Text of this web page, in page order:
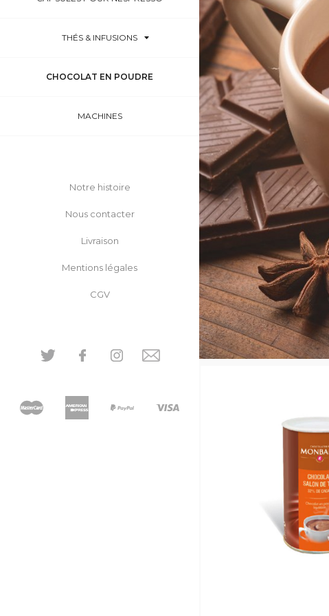
THÉS & INFUSIONS
CHOCOLAT EN POUDRE
MACHINES
Notre histoire
Nous contacter
Livraison
Mentions légales
CGV